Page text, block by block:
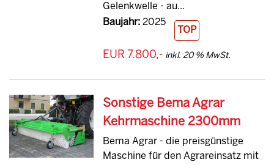
Gelenkwelle - au...
Baujahr:2025
TOP
EUR 7.800,- inkl. 20 % MwSt.
Sonstige Bema Agrar
Kehrmaschine 2300mm
Bema Agrar - die preisgünstige
Maschine für den Agrareinsatz mit